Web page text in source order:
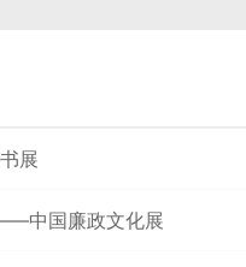
展
中国廉政文化展